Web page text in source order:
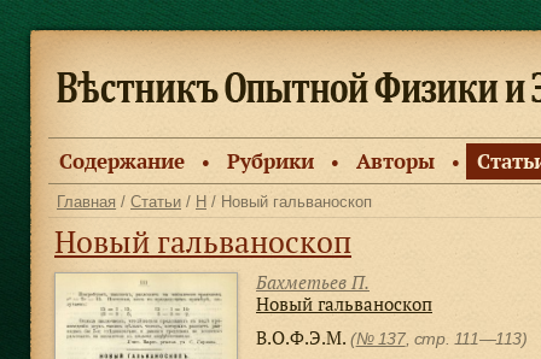
Содержание ● Рубрики ● Авторы ●
Главная / Статьи / Н / Новый гальваноскоп
Новый гальваноскоп
Бахметьев П.
Новый гальваноскоп
В.О.Ф.Э.М. (№ 137, стр. 111—113)